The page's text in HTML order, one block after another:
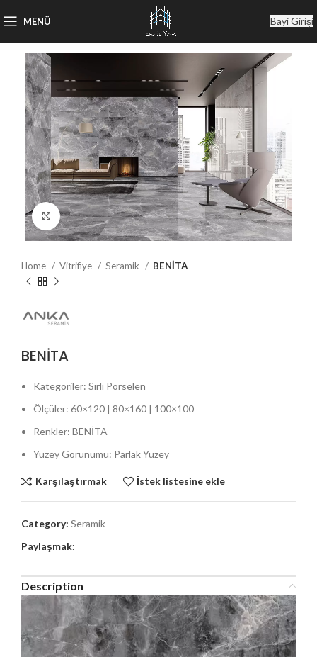
MENÜ Bayi Girişi
Büyütmek için tıklayın
Home Vitrifiye Seramik BENİTA
BENİTA
Kategoriler: Sırlı Porselen
Ölçüler: 60×120 | 80×160 | 100×100
Renkler: BENİTA
Yüzey Görünümü: Parlak Yüzey
Karşılaştırmak İstek listesine ekle
Category: Seramik
Paylaşmak:
Description